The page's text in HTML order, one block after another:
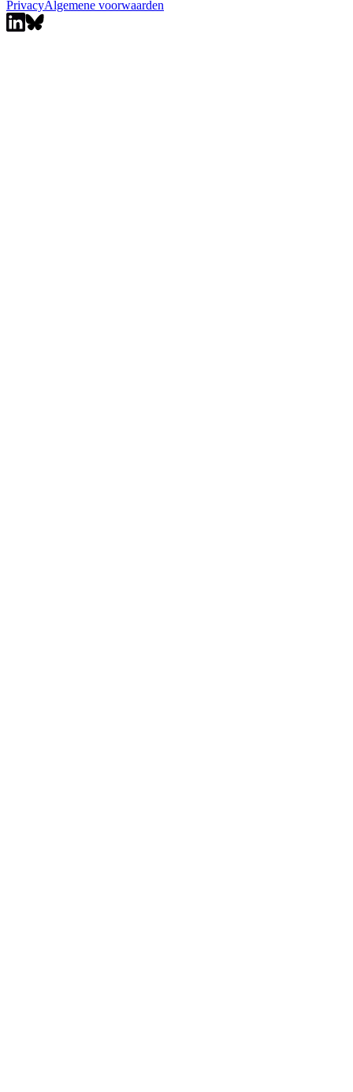
PrivacyAlgemene voorwaarden